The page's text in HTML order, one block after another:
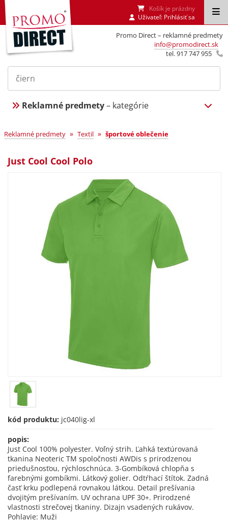
Promo Direct – reklamné predmety
info@promodirect.sk
tel. 917 747 955
Košík je prázdny
Uživateľ: Prihlásiť sa
Reklamné predmety– kategórie
Reklamné predmety » Textil » športové oblečenie
Just Cool Cool Polo
kód produktu: jc040lig-xl
popis:
Just Cool 100% polyester. Voľný strih. Ľahká textúrovaná
tkanina Neoteric TM spoločnosti AWDis s prirodzenou
priedušnosťou, rýchloschnúca. 3-Gombíková chlopňa s
farebnými gombíkmi. Látkový golier. Odtŕhací štítok. Zadná
časť krku podlepená rovnakou látkou. Detail prešívania
dvojitým prešívaním. UV ochrana UPF 30+. Prirodzené
vlastnosti strečovej tkaniny. Dizajn vsadených rukávov.
Pohlavie: Muži